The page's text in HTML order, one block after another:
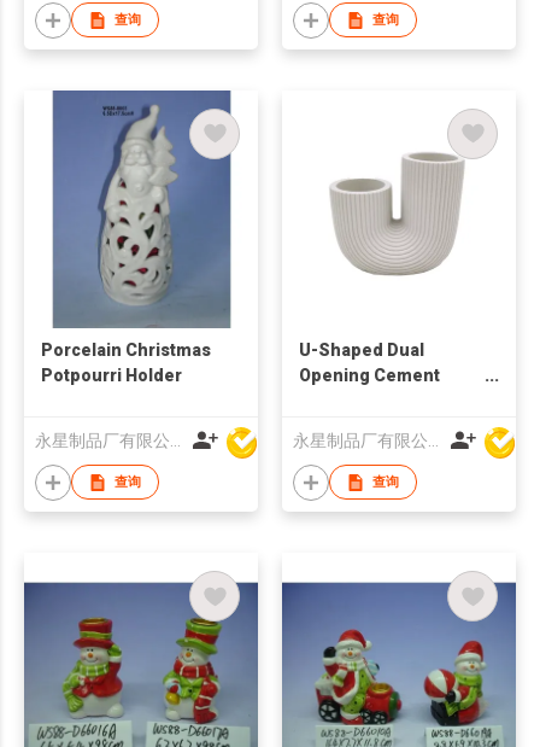
Ornament |
Contemporary Small
查询 查询
Porcelain Christmas
Potpourri Holder
永星制品厂有限公司
查询
U-Shaped Dual
Opening Cement
Decorative Planter |
Minimalist Sculptural
Flower Pot | White
Desktop Home Decor
永星制品厂有限公司
查询